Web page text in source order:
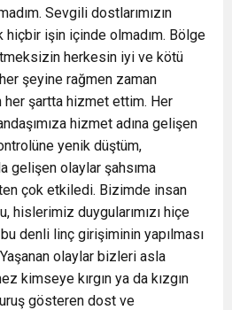
Sevgili dostlarımızın
hiçbir işin içinde olmadım. Bölge
herkesin iyi ve kötü
şeyine rağmen zaman
şartta hizmet ettim. Her
hizmet adına gelişen
yenik düştüm,
gelişen olaylar şahsıma
çok etkiledi. Bizimde insan
hislerimiz duygularımızı hiçe
bu denli linç girişiminin yapılması
olaylar bizleri asla
kimseye kırgın ya da kızgın
gösteren dost ve